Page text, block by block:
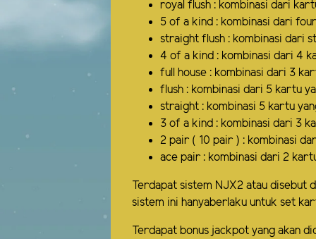
royal flush : kombinasi dari
5 of a kind : kombinasi dari
straight flush : kombinasi dari
4 of a kind : kombinasi dari 4
full house : kombinasi dari 3
flush : kombinasi dari 5 kartu
straight : kombinasi 5 kartu
3 of a kind : kombinasi dari 3
2 pair ( 10 pair ) : kombinasi
ace pair : kombinasi dari 2
Terdapat sistem NJX2 atau disebut
sistem ini hanyaberlaku untuk set
Terdapat bonus jackpot yang akan